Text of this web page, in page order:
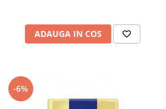
ADAUGA IN COS
-6%